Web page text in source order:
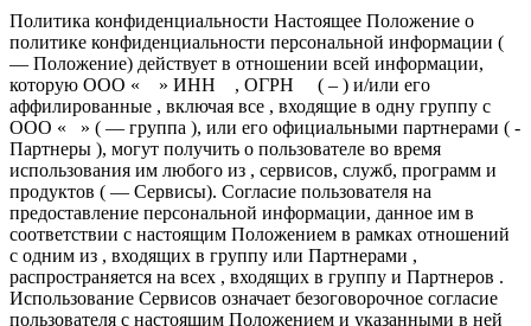
Политика конфиденциальности Настоящее Положение о
политике конфиденциальности персональной информации (
— Положение) действует в отношении всей информации,
которую ООО « » ИНН , ОГРН ( – ) и/или его
аффилированные , включая все , входящие в одну группу с
ООО « » ( — группа ), или его официальными партнерами ( -
Партнеры ), могут получить о пользователе во время
использования им любого из , сервисов, служб, программ и
продуктов ( — Сервисы). Согласие пользователя на
предоставление персональной информации, данное им в
соответствии с настоящим Положением в рамках отношений
с одним из , входящих в группу или Партнерами ,
распространяется на всех , входящих в группу и Партнеров .
Использование Сервисов означает безоговорочное согласие
пользователя с настоящим Положением и указанными в ней